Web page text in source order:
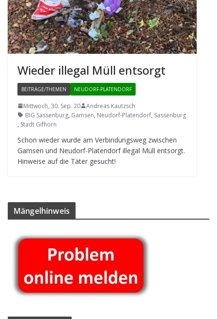
Wie­der ille­gal Müll entsorgt
BEITRÄGE/THEMEN NEUDORF-PLATENDORF
Mittwoch, 30. Sep. 20
Andreas Kautzsch
BIG Sassenburg, Gamsen, Neudorf-Platendorf, Sassenburg
, Stadt Gifhorn
Schon wie­der wurde am Ver­bin­dungs­weg zwi­schen
Gam­sen und Neu­dorf-Pla­ten­dorf ille­gal Müll ent­sorgt.
Hin­weise auf die Täter gesucht!
Män­gel­hin­weis